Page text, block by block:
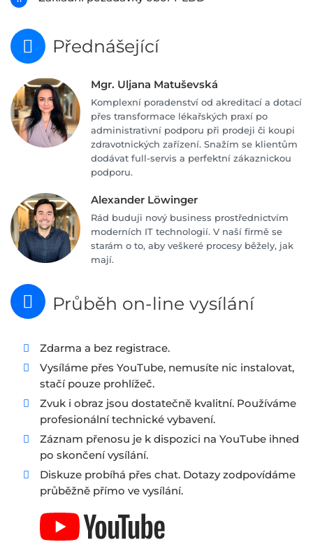
Přednášející
Mgr. Uljana Matuševská
Komplexní poradenství od akreditací a dotací
přes transformace lékařských praxí po
administrativní podporu při prodeji či koupi
zdravotnických zařízení. Snažím se klientům
dodávat full-servis a perfektní zákaznickou
podporu.
Alexander Löwinger
Rád buduji nový business prostřednictvím
moderních IT technologií. V naší firmě se
starám o to, aby veškeré procesy běžely, jak
mají.
Průběh on-line vysílání
Zdarma a bez registrace.
Vysíláme přes YouTube, nemusíte nic instalovat,
stačí pouze prohlížeč.
Zvuk i obraz jsou dostatečně kvalitní. Používáme
profesionální technické vybavení.
Záznam přenosu je k dispozici na YouTube ihned
po skončení vysílání.
Diskuze probíhá přes chat. Dotazy zodpovídáme
průběžně přímo ve vysílání.